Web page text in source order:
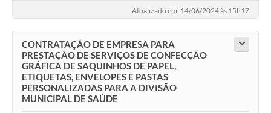
Atualizado em: 14/06/2024 às 15h17
CONTRATAÇÃO DE EMPRESA PARA
PRESTAÇÃO DE SERVIÇOS DE CONFECÇÃO
GRÁFICA DE SAQUINHOS DE PAPEL,
ETIQUETAS, ENVELOPES E PASTAS
PERSONALIZADAS PARA A DIVISÃO
MUNICIPAL DE SAÚDE